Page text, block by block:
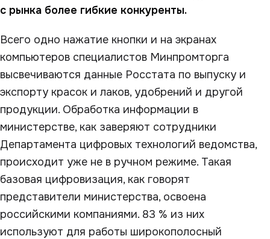
с рынка более гибкие конкуренты.
Всего одно нажатие кнопки и на экранах
компьютеров специалистов Минпромторга
высвечиваются данные Росстата по выпуску и
экспорту красок и лаков, удобрений и другой
продукции. Обработка информации в
министерстве, как заверяют сотрудники
Департамента цифровых технологий ведомства,
происходит уже не в ручном режиме. Такая
базовая цифровизация, как говорят
представители министерства, освоена
российскими компаниями. 83 % из них
используют для работы широкополосный